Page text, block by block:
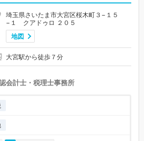
埼玉県さいたま市大宮区桜木町３−１５
−１ クアドゥロ ２０５
地図
大宮駅から徒歩７分
会計士・税理士事務所